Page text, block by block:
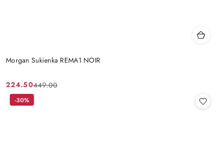
Morgan Sukienka REMA1 NOIR
Cena
promocyjna:
224.50
Cena
przed
449.00
-30%